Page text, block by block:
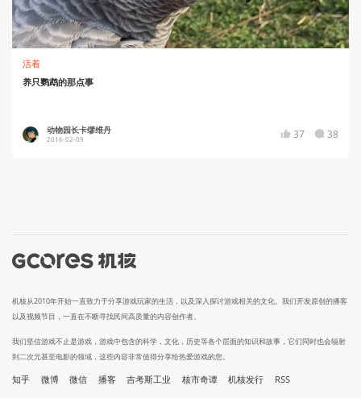
活着
养只鹦鹉的那点事
动物园长卡缪维丹
2016-02-09 37 38
机核从2010年开始一直致力于分享游戏玩家的生活，以及深入探讨游戏相关的文化。我们开发原创的播客
以及视频节目，一直在不断寻找民间高质量的内容创作者。
我们坚信游戏不止是游戏，游戏中包含的科学，文化，历史等各个层面的知识和故事，它们同时也会辐射
到二次元甚至电影的领域，这些内容非常值得分享给热爱游戏的您。
知乎 微博 微信 播客 吉考斯工业 核市奇谭 机核发行 RSS